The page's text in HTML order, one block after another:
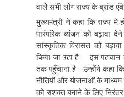
वाले सभी लोग राज्य के ब्रांड
मुख्यमंत्री ने कहा कि राज्य में
पारंपरिक व्यंजन को बढ़ावा
सांस्कृतिक विरासत को
किया जा रहा है। इस पहचान
तक पहुँचाना है। उन्होंने कहा कि
नीतियों और योजनाओं के माध्यम
को सशक्त बनाने के लिए